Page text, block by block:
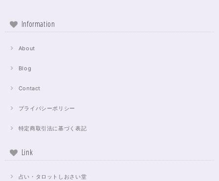
Information
About
Blog
Contact
プライバシーポリシー
特定商取引法に基づく表記
Link
占い・タロットしおさい堂